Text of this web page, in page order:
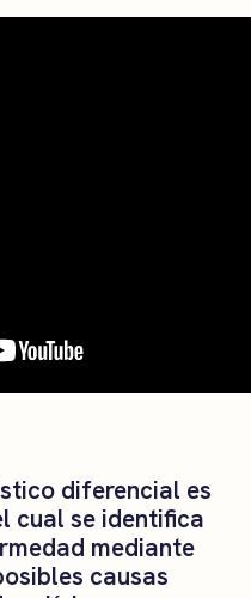
diferencial es
cual se identifica
mediante
causas